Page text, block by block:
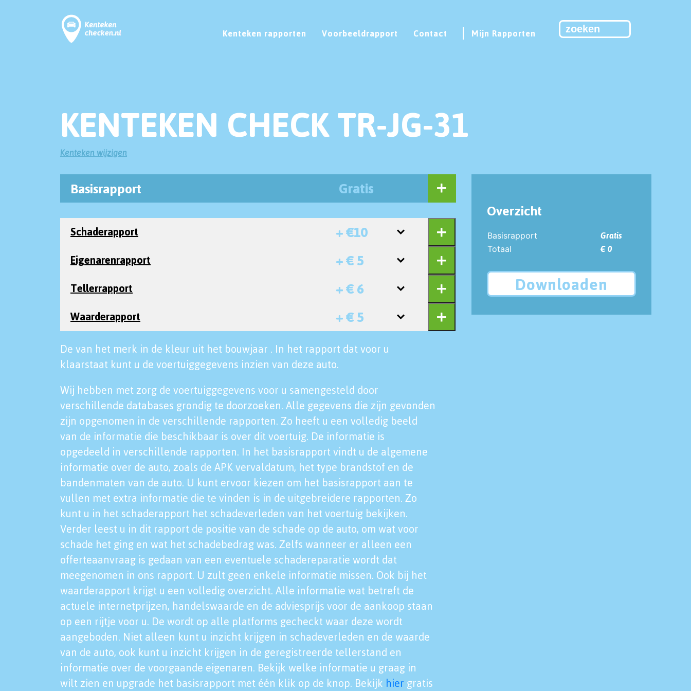
Kenteken rapporten Voorbeeldrapport Contact Mijn Rapporten
KENTEKEN CHECK TR-JG-31
Kenteken wijzigen
Basisrapport Gratis
Schaderapport + €10
Eigenarenrapport + € 5
Tellerrapport + € 6
Waarderapport + € 5
De van het merk in de kleur uit het bouwjaar . In het rapport dat voor u
klaarstaat kunt u de voertuiggegevens inzien van deze auto.
Wij hebben met zorg de voertuiggegevens voor u samengesteld door
verschillende databases grondig te doorzoeken. Alle gegevens die zijn gevonden
zijn opgenomen in de verschillende rapporten. Zo heeft u een volledig beeld
van de informatie die beschikbaar is over dit voertuig. De informatie is
opgedeeld in verschillende rapporten. In het basisrapport vindt u de algemene
informatie over de auto, zoals de APK vervaldatum, het type brandstof en de
bandenmaten van de auto. U kunt ervoor kiezen om het basisrapport aan te
vullen met extra informatie die te vinden is in de uitgebreidere rapporten. Zo
kunt u in het schaderapport het schadeverleden van het voertuig bekijken.
Verder leest u in dit rapport de positie van de schade op de auto, om wat voor
schade het ging en wat het schadebedrag was. Zelfs wanneer er alleen een
offerteaanvraag is gedaan van een eventuele schadereparatie wordt dat
meegenomen in ons rapport. U zult geen enkele informatie missen. Ook bij het
waarderapport krijgt u een volledig overzicht. Alle informatie wat betreft de
actuele internetprijzen, handelswaarde en de adviesprijs voor de aankoop staan
op een rijtje voor u. De wordt op alle platforms gecheckt waar deze wordt
aangeboden. Niet alleen kunt u inzicht krijgen in schadeverleden en de waarde
van de auto, ook kunt u inzicht krijgen in de geregistreerde tellerstand en
informatie over de voorgaande eigenaren. Bekijk welke informatie u graag in
wilt zien en upgrade het basisrapport met één klik op de knop. Bekijk hier gratis
Overzicht
Basisrapport
Gratis
Totaal
€ 0
Downloaden